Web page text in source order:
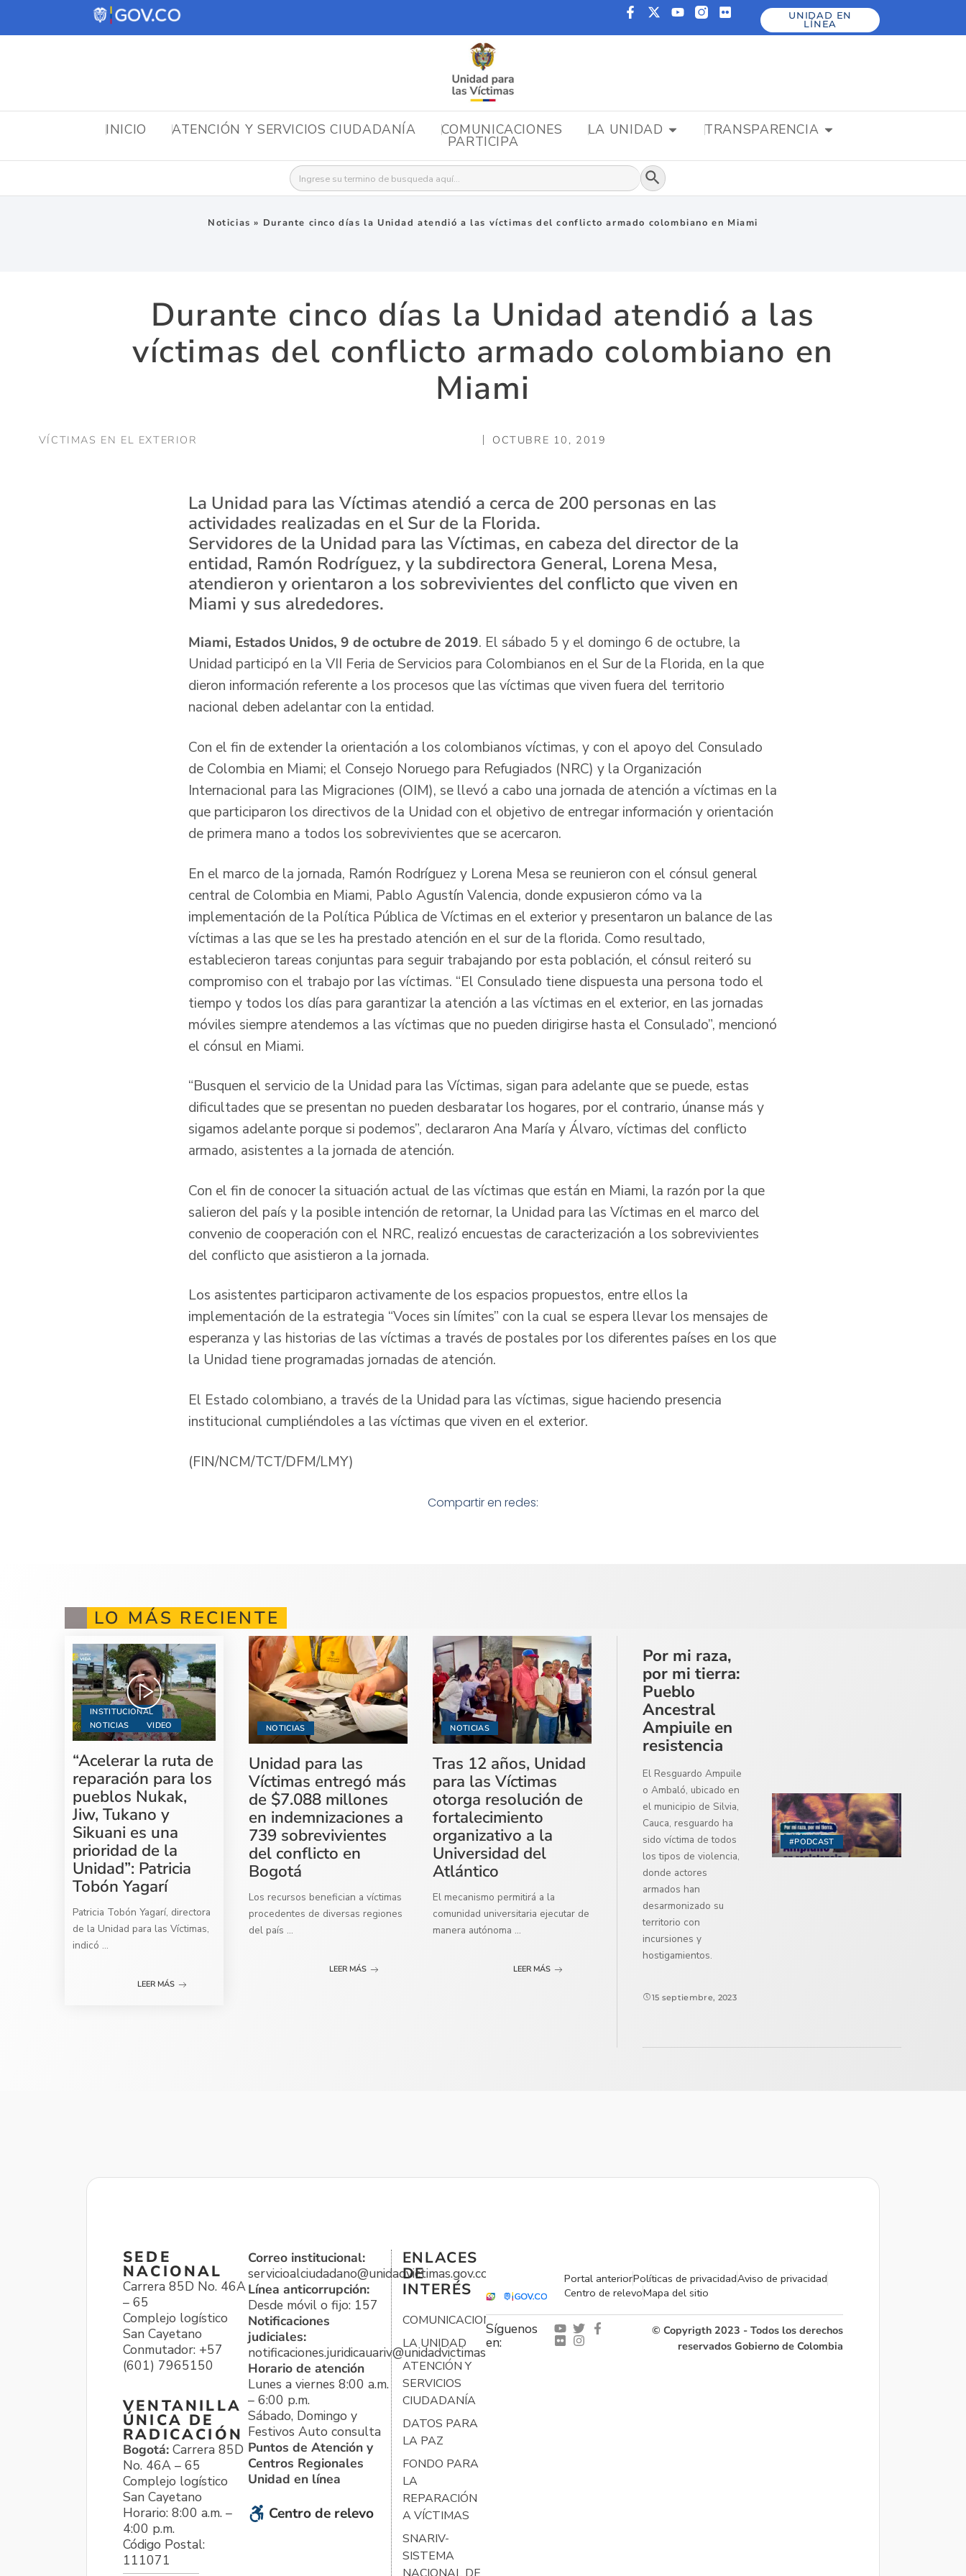
UNIDAD EN
LÍNEA
INICIO ATENCIÓN Y SERVICIOS CIUDADANÍA COMUNICACIONES LA UNIDAD TRANSPARENCIA
PARTICIPA
Buscar: Botón de búsqueda
Noticias » Durante cinco días la Unidad atendió a las víctimas del conflicto armado colombiano en Miami
Durante cinco días la Unidad atendió a las
víctimas del conflicto armado colombiano en
Miami
VÍCTIMAS EN EL EXTERIOR OCTUBRE 10, 2019
La Unidad para las Víctimas atendió a cerca de 200 personas en las
actividades realizadas en el Sur de la Florida.
Servidores de la Unidad para las Víctimas, en cabeza del director de la
entidad, Ramón Rodríguez, y la subdirectora General, Lorena Mesa,
atendieron y orientaron a los sobrevivientes del conflicto que viven en
Miami y sus alrededores.
Miami, Estados Unidos, 9 de octubre de 2019. El sábado 5 y el domingo 6 de octubre, la
Unidad participó en la VII Feria de Servicios para Colombianos en el Sur de la Florida, en la que
dieron información referente a los procesos que las víctimas que viven fuera del territorio
nacional deben adelantar con la entidad.
Con el fin de extender la orientación a los colombianos víctimas, y con el apoyo del Consulado
de Colombia en Miami; el Consejo Noruego para Refugiados (NRC) y la Organización
Internacional para las Migraciones (OIM), se llevó a cabo una jornada de atención a víctimas en la
que participaron los directivos de la Unidad con el objetivo de entregar información y orientación
de primera mano a todos los sobrevivientes que se acercaron.
En el marco de la jornada, Ramón Rodríguez y Lorena Mesa se reunieron con el cónsul general
central de Colombia en Miami, Pablo Agustín Valencia, donde expusieron cómo va la
implementación de la Política Pública de Víctimas en el exterior y presentaron un balance de las
víctimas a las que se les ha prestado atención en el sur de la florida. Como resultado,
establecieron tareas conjuntas para seguir trabajando por esta población, el cónsul reiteró su
compromiso con el trabajo por las víctimas. “El Consulado tiene dispuesta una persona todo el
tiempo y todos los días para garantizar la atención a las víctimas en el exterior, en las jornadas
móviles siempre atendemos a las víctimas que no pueden dirigirse hasta el Consulado”, mencionó
el cónsul en Miami.
“Busquen el servicio de la Unidad para las Víctimas, sigan para adelante que se puede, estas
dificultades que se presentan no pueden desbaratar los hogares, por el contrario, únanse más y
sigamos adelante porque si podemos”, declararon Ana María y Álvaro, víctimas del conflicto
armado, asistentes a la jornada de atención.
Con el fin de conocer la situación actual de las víctimas que están en Miami, la razón por la que
salieron del país y la posible intención de retornar, la Unidad para las Víctimas en el marco del
convenio de cooperación con el NRC, realizó encuestas de caracterización a los sobrevivientes
del conflicto que asistieron a la jornada.
Los asistentes participaron activamente de los espacios propuestos, entre ellos la
implementación de la estrategia “Voces sin límites” con la cual se espera llevar los mensajes de
esperanza y las historias de las víctimas a través de postales por los diferentes países en los que
la Unidad tiene programadas jornadas de atención.
El Estado colombiano, a través de la Unidad para las víctimas, sigue haciendo presencia
institucional cumpliéndoles a las víctimas que viven en el exterior.
(FIN/NCM/TCT/DFM/LMY)
Compartir en redes:
LO MÁS RECIENTE
INSTITUCIONAL
NOTICIAS
VIDEO
“Acelerar la ruta de
reparación para los
pueblos Nukak,
Jiw, Tukano y
Sikuani es una
prioridad de la
Unidad”: Patricia
Tobón Yagarí
Patricia Tobón Yagarí, directora
de la Unidad para las Víctimas,
indicó ...
LEER MÁS
NOTICIAS
Unidad para las
Víctimas entregó más
de $7.088 millones
en indemnizaciones a
739 sobrevivientes
del conflicto en
Bogotá
Los recursos benefician a víctimas
procedentes de diversas regiones
del país ...
LEER MÁS
NOTICIAS
Tras 12 años, Unidad
para las Víctimas
otorga resolución de
fortalecimiento
organizativo a la
Universidad del
Atlántico
El mecanismo permitirá a la
comunidad universitaria ejecutar de
manera autónoma ...
LEER MÁS
#PODCAST
Por mi raza,
por mi tierra:
Pueblo
Ancestral
Ampiuile en
resistencia
El Resguardo Ampuile
o Ambaló, ubicado en
el municipio de Silvia,
Cauca, resguardo ha
sido víctima de todos
los tipos de violencia,
donde actores
armados han
desarmonizado su
territorio con
incursiones y
hostigamientos.
15 septiembre, 2023
SEDE
NACIONAL
Carrera 85D No. 46A
– 65
Complejo logístico
San Cayetano
Conmutador: +57
(601) 7965150
VENTANILLA
ÚNICA DE
RADICACIÓN
Bogotá: Carrera 85D
No. 46A – 65
Complejo logístico
San Cayetano
Horario: 8:00 a.m. –
4:00 p.m.
Código Postal:
111071
Correo institucional:
servicioalciudadano@unidadvictimas.gov.co
Línea anticorrupción:
Desde móvil o fijo: 157
Notificaciones
judiciales:
notificaciones.juridicauariv@unidadvictimas.gov.co
Horario de atención
Lunes a viernes 8:00 a.m.
– 6:00 p.m.
Sábado, Domingo y
Festivos Auto consulta
Puntos de Atención y
Centros Regionales
Unidad en línea
Centro de relevo
ENLACES
DE
INTERÉS
COMUNICACIONES
LA UNIDAD
ATENCIÓN Y
SERVICIOS
CIUDADANÍA
DATOS PARA
LA PAZ
FONDO PARA
LA
REPARACIÓN
A VÍCTIMAS
SNARIV-
SISTEMA
Portal anteriorPolíticas de privacidadAviso de privacidad
Centro de relevoMapa del sitio
Síguenos
en:
© Copyrigth 2023 - Todos los derechos
reservados Gobierno de Colombia